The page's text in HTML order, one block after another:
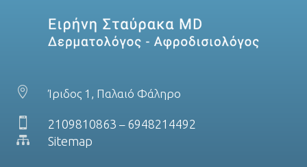
 Ίριδος 1, Παλαιό Φάληρο
 2109810863 – 6948214492

Sitemap